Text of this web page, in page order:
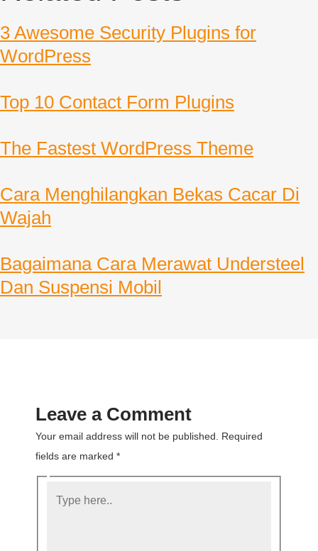
3 Awesome Security Plugins for
WordPress
Top 10 Contact Form Plugins
The Fastest WordPress Theme
Cara Menghilangkan Bekas Cacar Di
Wajah
Bagaimana Cara Merawat Understeel
Dan Suspensi Mobil
Leave a Comment
Your email address will not be published.
Required
fields are marked *